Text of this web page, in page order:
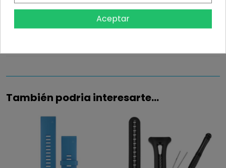
También podria interesarte...
Aceptar